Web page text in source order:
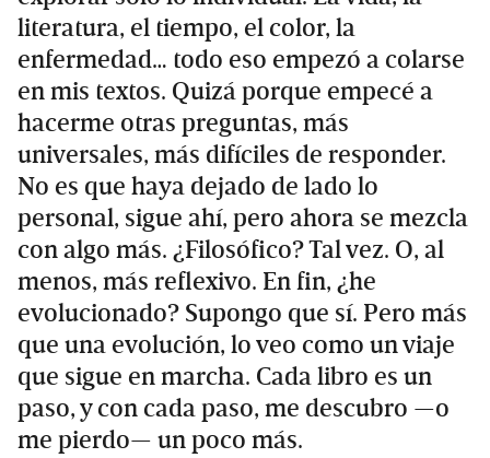
literatura, el tiempo, el color, la
enfermedad… todo eso empezó a colarse
en mis textos. Quizá porque empecé a
hacerme otras preguntas, más
universales, más difíciles de responder.
No es que haya dejado de lado lo
personal, sigue ahí, pero ahora se mezcla
con algo más. ¿Filosófico? Tal vez. O, al
menos, más reflexivo. En fin, ¿he
evolucionado? Supongo que sí. Pero más
que una evolución, lo veo como un viaje
que sigue en marcha. Cada libro es un
paso, y con cada paso, me descubro —o
me pierdo— un poco más.